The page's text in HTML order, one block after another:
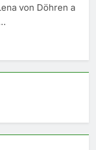
von Döhren a